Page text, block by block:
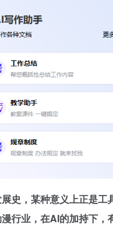
史，某种意义上正是工
行业，在AI的加持下，